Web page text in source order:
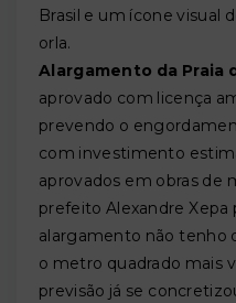
Brasil e um ícone visual
orla.
Alargamento da Praia
aprovado com licença
prevendo o
com investimento
aprovados em obras de
prefeito Alexandre Xepa
alargamento não tenho
o metro quadrado mais
previsão já se